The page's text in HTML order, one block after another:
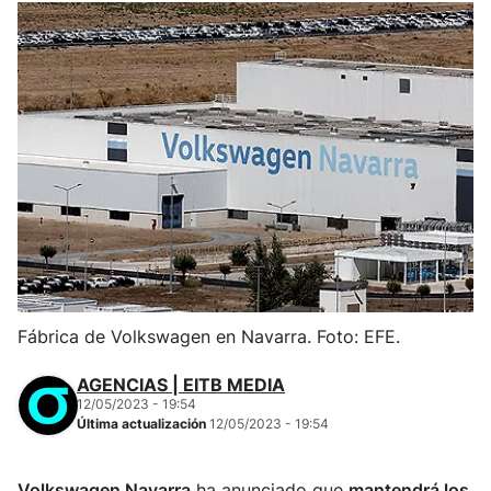
Fábrica de Volkswagen en Navarra. Foto: EFE.
AGENCIAS | EITB MEDIA
12/05/2023 - 19:54
Última actualización 12/05/2023 - 19:54